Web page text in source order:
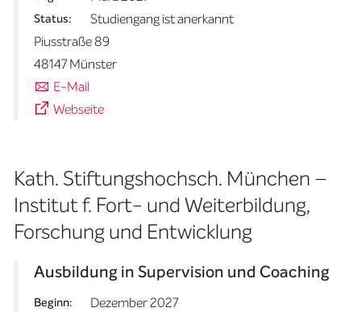
Status:
Studiengang ist anerkannt
Piusstraße 89
48147 Münster
E-Mail
Webseite
Kath. Stiftungshochsch. München –
Institut f. Fort- und Weiterbildung,
Forschung und Entwicklung
Ausbildung in Supervision und Coaching
Beginn: Dezember 2027